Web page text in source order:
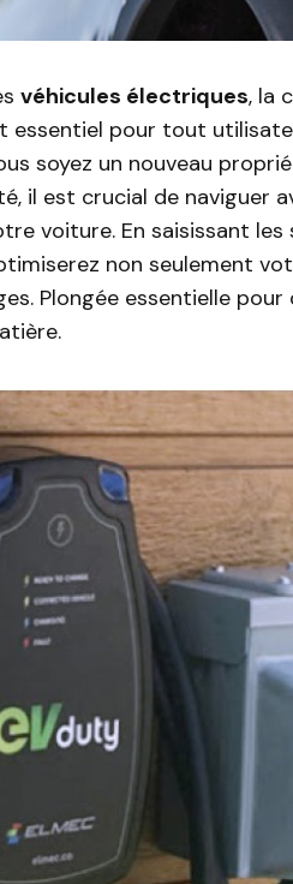
véhicules électriques, la
essentiel pour tout
soyez un nouveau
il est crucial de naviguer
voiture. En saisissant les
non seulement
Plongée essentielle pour